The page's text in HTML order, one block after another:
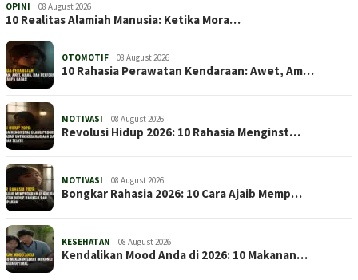
OPINI 08 August 2026
10 Realitas Alamiah Manusia: Ketika Mora…
OTOMOTIF 08 August 2026
10 Rahasia Perawatan Kendaraan: Awet, Am…
MOTIVASI 08 August 2026
Revolusi Hidup 2026: 10 Rahasia Menginst…
MOTIVASI 08 August 2026
Bongkar Rahasia 2026: 10 Cara Ajaib Memp…
KESEHATAN 08 August 2026
Kendalikan Mood Anda di 2026: 10 Makanan…